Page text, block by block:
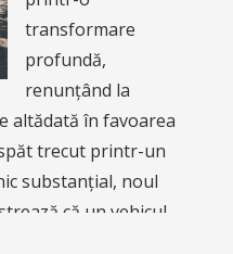
August 7, 2026 - 10:52
WordPress RSS Feed by
and Admiral .